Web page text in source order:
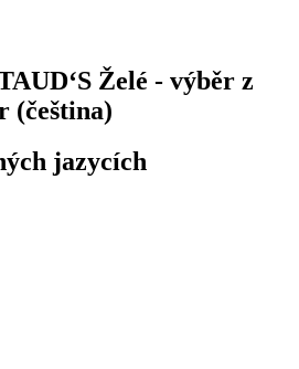
Želé - výběr z
(čeština)
jazycích